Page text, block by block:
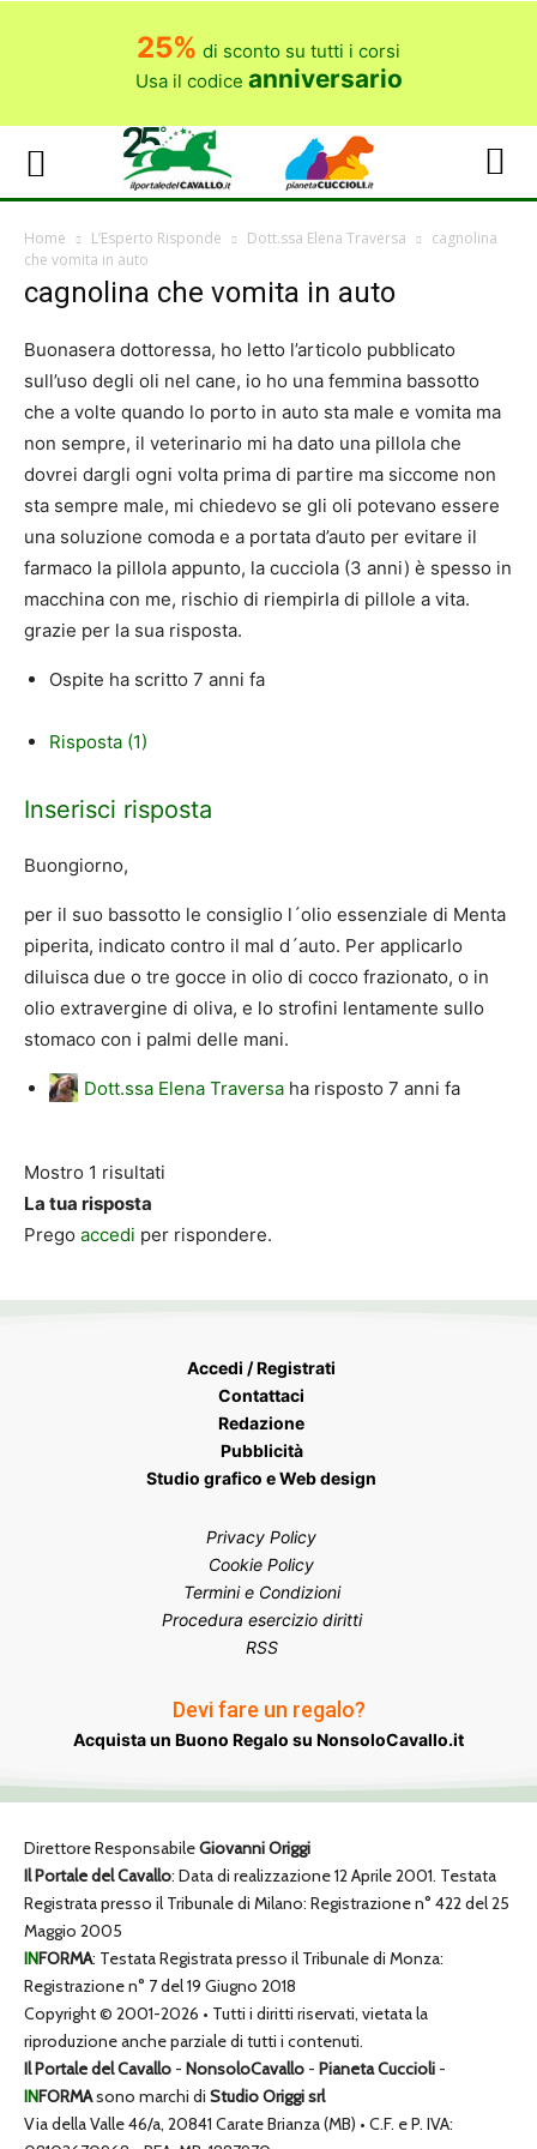
25% di sconto su tutti i corsi
Usa il codice anniversario
Home L’Esperto Risponde Dott.ssa Elena Traversa
cagnolina
che vomita in auto
cagnolina che vomita in auto
Buonasera dottoressa, ho letto l’articolo pubblicato
sull’uso degli oli nel cane, io ho una femmina bassotto
che a volte quando lo porto in auto sta male e vomita ma
non sempre, il veterinario mi ha dato una pillola che
dovrei dargli ogni volta prima di partire ma siccome non
sta sempre male, mi chiedevo se gli oli potevano essere
una soluzione comoda e a portata d’auto per evitare il
farmaco la pillola appunto, la cucciola (3 anni) è spesso in
macchina con me, rischio di riempirla di pillole a vita.
grazie per la sua risposta.
Ospite ha scritto 7 anni fa
Risposta (1)
Inserisci risposta
Buongiorno,
per il suo bassotto le consiglio l´olio essenziale di Menta
piperita, indicato contro il mal d´auto. Per applicarlo
diluisca due o tre gocce in olio di cocco frazionato, o in
olio extravergine di oliva, e lo strofini lentamente sullo
stomaco con i palmi delle mani.
Dott.ssa Elena Traversa ha risposto 7 anni fa
Mostro 1 risultati
La tua risposta
Prego accedi per rispondere.
Accedi / Registrati
Contattaci
Redazione
Pubblicità
Studio grafico e Web design
Privacy Policy
Cookie Policy
Termini e Condizioni
Procedura esercizio diritti
RSS
Devi fare un regalo?
Acquista un Buono Regalo su NonsoloCavallo.it
Direttore ResponsabileGiovanni Origgi
Il Portale del Cavallo: Data di realizzazione 12 Aprile 2001. Testata
Registrata presso il Tribunale di Milano: Registrazione n° 422 del 25
Maggio 2005
INFORMA: Testata Registrata presso il Tribunale di Monza:
Registrazione n° 7 del 19 Giugno 2018
Copyright © 2001-2026 • Tutti i diritti riservati, vietata la
riproduzione anche parziale di tutti i contenuti.
Il Portale del Cavallo - NonsoloCavallo - Pianeta Cuccioli -
INFORMAsono marchi di Studio Origgi srl
Via della Valle 46/a, 20841 Carate Brianza (MB) • C.F. e P. IVA: